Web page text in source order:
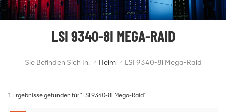
LSI 9340-8I MEGA-RAID
Sie Befinden Sich In: / Heim / LSI 9340-8i Mega-Raid
1 Ergebnisse gefunden für "LSI 9340-8i Mega-Raid"